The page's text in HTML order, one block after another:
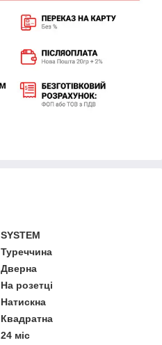
SYSTEM
Туреччина
Дверна
На розетці
Натискна
Квадратна
24 міс